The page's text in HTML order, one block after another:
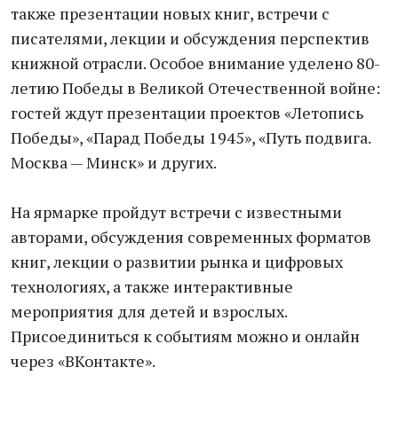
также презентации новых книг, встречи с
писателями, лекции и обсуждения перспектив
книжной отрасли. Особое внимание уделено 80-
летию Победы в Великой Отечественной войне:
гостей ждут презентации проектов «Летопись
Победы», «Парад Победы 1945», «Путь подвига.
Москва — Минск» и других.
На ярмарке пройдут встречи с известными
авторами, обсуждения современных форматов
книг, лекции о развитии рынка и цифровых
технологиях, а также интерактивные
мероприятия для детей и взрослых.
Присоединиться к событиям можно и онлайн
через «ВКонтакте».